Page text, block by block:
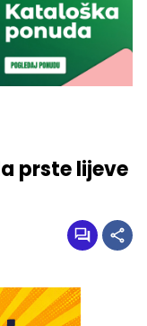
prste lijeve